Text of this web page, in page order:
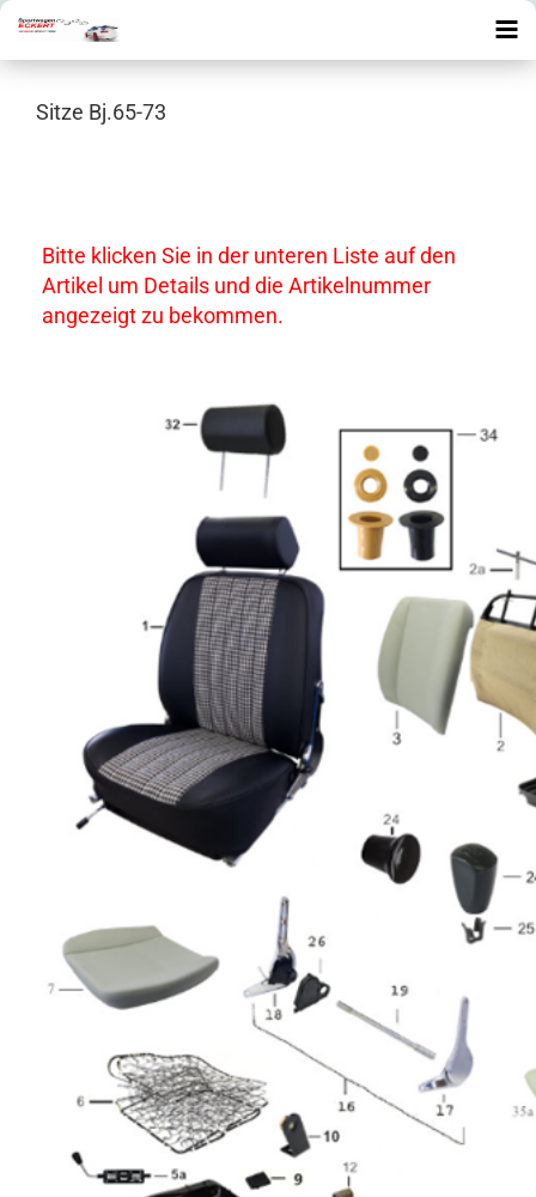
Sitze Bj.65-73
Bitte klicken Sie in der unteren Liste auf den
Artikel um Details und die Artikelnummer
angezeigt zu bekommen.